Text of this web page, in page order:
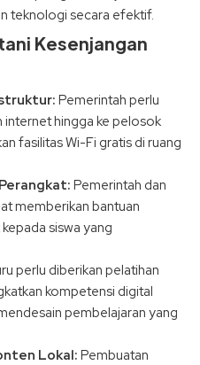
teknologi secara efektif.
Kesenjangan
Pemerintah perlu
internet hingga ke pelosok
fasilitas Wi-Fi gratis di ruang
Pemerintah dan
memberikan bantuan
siswa yang
perlu diberikan pelatihan
kompetensi digital
pembelajaran yang
Lokal:Pembuatan